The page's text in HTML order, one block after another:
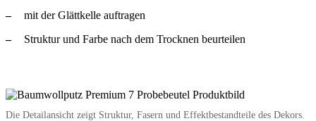
mit der Glättkelle auftragen
Struktur und Farbe nach dem Trocknen beurteilen
Die Detailansicht zeigt Struktur, Fasern und Effektbestandteile des Dekors.